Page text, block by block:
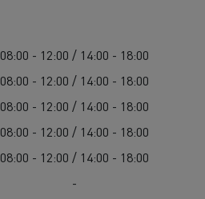
08:00 - 12:00 / 14:00 - 18:00
08:00 - 12:00 / 14:00 - 18:00
08:00 - 12:00 / 14:00 - 18:00
08:00 - 12:00 / 14:00 - 18:00
08:00 - 12:00 / 14:00 - 18:00
-